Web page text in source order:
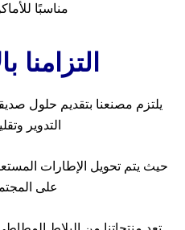
مناسبًا
التزامنا
يلتزم مصنعنا بتقديم حلول
التدوير
حيث يتم تحويل الإطارات
على